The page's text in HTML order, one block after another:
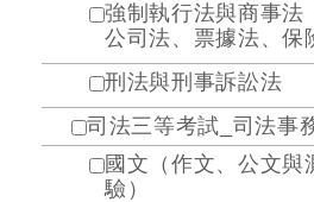
強制執行法與商事法
公司法、票據法、保
刑法與刑事訴訟法
司法三等考試_司法事
國文（作文、公文與
驗）